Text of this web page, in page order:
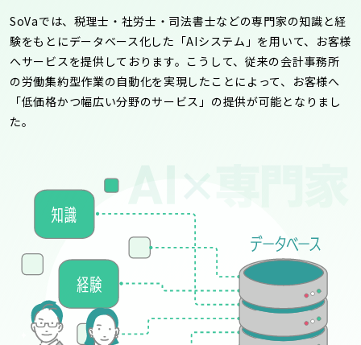
SoVaでは、税理士・社労士・司法書士などの専門家の知識と経
験をもとにデータベース化した「AIシステム」を用いて、お客様
へサービスを提供しております。こうして、従来の会計事務所
の労働集約型作業の自動化を実現したことによって、お客様へ
「低価格かつ幅広い分野のサービス」の提供が可能となりまし
た。